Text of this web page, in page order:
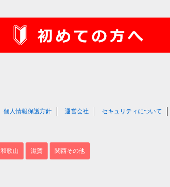
個人情報保護方針 運営会社 セキュリティについて
和歌山 滋賀 関西その他